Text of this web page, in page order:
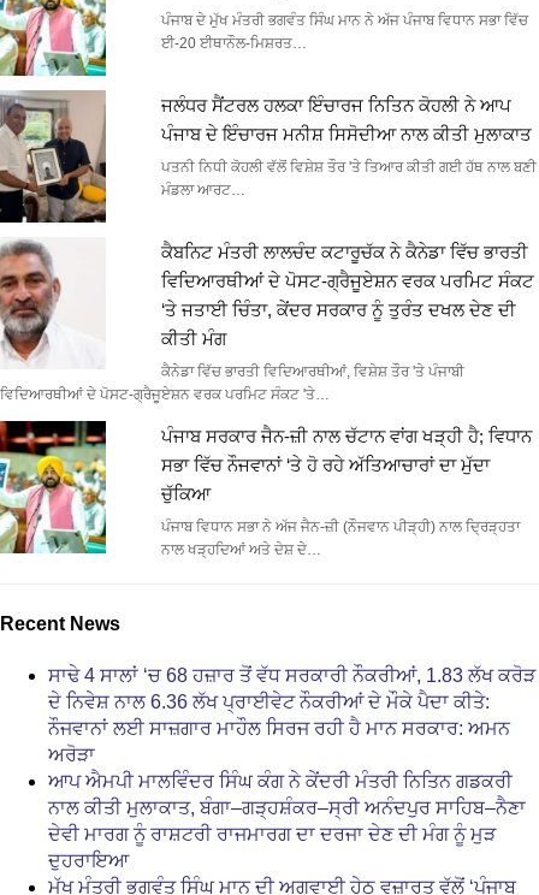
ਪੰਜਾਬ ਦੇ ਮੁੱਖ ਮੰਤਰੀ ਭਗਵੰਤ ਸਿੰਘ ਮਾਨ ਨੇ ਅੱਜ ਪੰਜਾਬ ਵਿਧਾਨ ਸਭਾ ਵਿੱਚ
ਈ-20 ਈਥਾਨੌਲ-ਮਿਸ਼ਰਤ…
ਜਲੰਧਰ ਸੈਂਟਰਲ ਹਲਕਾ ਇੰਚਾਰਜ ਨਿਤਿਨ ਕੋਹਲੀ ਨੇ ਆਪ
ਪੰਜਾਬ ਦੇ ਇੰਚਾਰਜ ਮਨੀਸ਼ ਸਿਸੋਦੀਆ ਨਾਲ ਕੀਤੀ ਮੁਲਾਕਾਤ
ਪਤਨੀ ਨਿਧੀ ਕੋਹਲੀ ਵੱਲੋਂ ਵਿਸ਼ੇਸ਼ ਤੌਰ 'ਤੇ ਤਿਆਰ ਕੀਤੀ ਗਈ ਹੱਥ ਨਾਲ ਬਣੀ
ਮੰਡਲਾ ਆਰਟ…
ਕੈਬਨਿਟ ਮੰਤਰੀ ਲਾਲਚੰਦ ਕਟਾਰੂਚੱਕ ਨੇ ਕੈਨੇਡਾ ਵਿੱਚ ਭਾਰਤੀ
ਵਿਦਿਆਰਥੀਆਂ ਦੇ ਪੋਸਟ-ਗ੍ਰੈਜੂਏਸ਼ਨ ਵਰਕ ਪਰਮਿਟ ਸੰਕਟ
‘ਤੇ ਜਤਾਈ ਚਿੰਤਾ, ਕੇਂਦਰ ਸਰਕਾਰ ਨੂੰ ਤੁਰੰਤ ਦਖਲ ਦੇਣ ਦੀ
ਕੀਤੀ ਮੰਗ
ਕੈਨੇਡਾ ਵਿੱਚ ਭਾਰਤੀ ਵਿਦਿਆਰਥੀਆਂ, ਵਿਸ਼ੇਸ਼ ਤੌਰ 'ਤੇ ਪੰਜਾਬੀ
ਵਿਦਿਆਰਥੀਆਂ ਦੇ ਪੋਸਟ-ਗ੍ਰੈਜੂਏਸ਼ਨ ਵਰਕ ਪਰਮਿਟ ਸੰਕਟ 'ਤੇ…
ਪੰਜਾਬ ਸਰਕਾਰ ਜੈਨ-ਜ਼ੀ ਨਾਲ ਚੱਟਾਨ ਵਾਂਗ ਖੜ੍ਹੀ ਹੈ; ਵਿਧਾਨ
ਸਭਾ ਵਿੱਚ ਨੌਜਵਾਨਾਂ ‘ਤੇ ਹੋ ਰਹੇ ਅੱਤਿਆਚਾਰਾਂ ਦਾ ਮੁੱਦਾ
ਚੁੱਕਿਆ
ਪੰਜਾਬ ਵਿਧਾਨ ਸਭਾ ਨੇ ਅੱਜ ਜੈਨ-ਜ਼ੀ (ਨੌਜਵਾਨ ਪੀੜ੍ਹੀ) ਨਾਲ ਦ੍ਰਿੜ੍ਹਤਾ
ਨਾਲ ਖੜ੍ਹਦਿਆਂ ਅਤੇ ਦੇਸ਼ ਦੇ…
Recent News
ਸਾਢੇ 4 ਸਾਲਾਂ ‘ਚ 68 ਹਜ਼ਾਰ ਤੋਂ ਵੱਧ ਸਰਕਾਰੀ ਨੌਕਰੀਆਂ, 1.83 ਲੱਖ ਕਰੋੜ
ਦੇ ਨਿਵੇਸ਼ ਨਾਲ 6.36 ਲੱਖ ਪ੍ਰਾਈਵੇਟ ਨੌਕਰੀਆਂ ਦੇ ਮੌਕੇ ਪੈਦਾ ਕੀਤੇ:
ਨੌਜਵਾਨਾਂ ਲਈ ਸਾਜ਼ਗਾਰ ਮਾਹੌਲ ਸਿਰਜ ਰਹੀ ਹੈ ਮਾਨ ਸਰਕਾਰ: ਅਮਨ
ਅਰੋੜਾ
ਆਪ ਐਮਪੀ ਮਾਲਵਿੰਦਰ ਸਿੰਘ ਕੰਗ ਨੇ ਕੇਂਦਰੀ ਮੰਤਰੀ ਨਿਤਿਨ ਗਡਕਰੀ
ਨਾਲ ਕੀਤੀ ਮੁਲਾਕਾਤ, ਬੰਗਾ–ਗੜ੍ਹਸ਼ੰਕਰ–ਸ੍ਰੀ ਅਨੰਦਪੁਰ ਸਾਹਿਬ–ਨੈਣਾ
ਦੇਵੀ ਮਾਰਗ ਨੂੰ ਰਾਸ਼ਟਰੀ ਰਾਜਮਾਰਗ ਦਾ ਦਰਜਾ ਦੇਣ ਦੀ ਮੰਗ ਨੂੰ ਮੁੜ
ਦੁਹਰਾਇਆ
ਮੁੱਖ ਮੰਤਰੀ ਭਗਵੰਤ ਸਿੰਘ ਮਾਨ ਦੀ ਅਗਵਾਈ ਹੇਠ ਵਜ਼ਾਰਤ ਵੱਲੋਂ ‘ਪੰਜਾਬ